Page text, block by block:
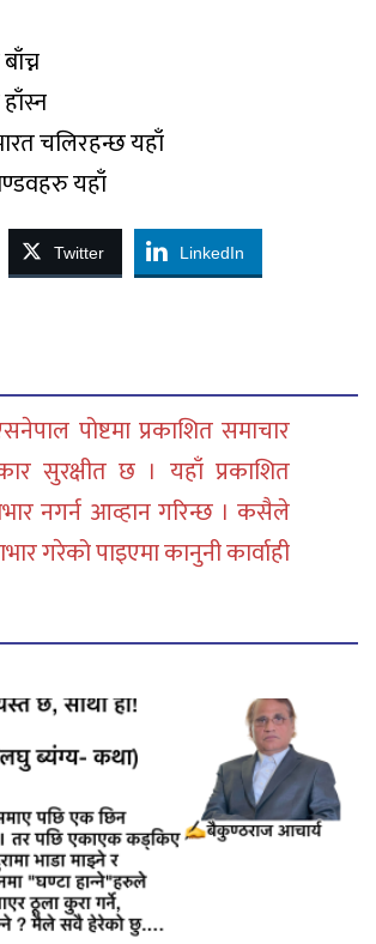
चलिरहन्छ यहाँ
यहाँ
Twitter LinkedIn
पोष्टमा प्रकाशित समाचार
सुरक्षीत छ । यहाँ प्रकाशित
नगर्न आव्हान गरिन्छ । कसैले
गरेको पाइएमा कानुनी कार्वाही